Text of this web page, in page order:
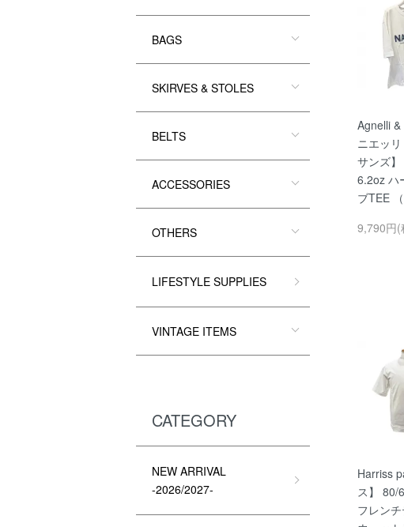
Agnelli
ニエッ
サンズ】
6.2oz ハ
ブTEE （
9,790円(
Harriss
ス】 80/
フレン
BAGS
SKIRVES & STOLES
BELTS
ACCESSORIES
OTHERS
LIFESTYLE SUPPLIES
VINTAGE ITEMS
CATEGORY
NEW ARRIVAL
-2026/2027-